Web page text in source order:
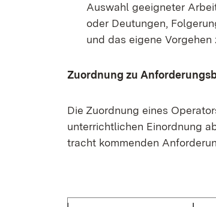
Aus­wahl ge­eig­ne­ter
oder Deu­tun­gen,
und das ei­ge­ne Vor­ge­hen
Zu­ord­nung zu
Die Zu­ord­nung ei­nes
un­ter­richt­li­chen Ein­ord­nung
tracht kom­men­den